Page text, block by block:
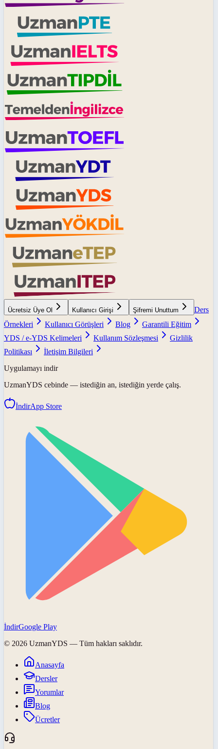
Ücretsiz Üye Ol Kullanıcı Girişi Şifremi Unuttum
Ders
Örnekleri
Kullanıcı Görüşleri Blog
Garantili Eğitim
YDS / e-YDS Kelimeleri
Kullanım Sözleşmesi
Gizlilik
Politikası
İletişim Bilgileri
Uygulamayı indir
UzmanYDS cebinde — istediğin an, istediğin yerde çalış.
İndirApp Store
İndirGoogle Play
© 2026 UzmanYDS — Tüm hakları saklıdır.
Anasayfa
Dersler
Yorumlar
Blog
Ücretler